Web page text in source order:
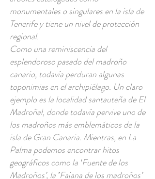
monumentales o singulares en la isla de
Tenerife y tiene un nivel de protección
regional.
Como una reminiscencia del
esplendoroso pasado del madroño
canario, todavía perduran algunas
toponimias en el archipiélago. Un claro
ejemplo es la localidad santauteña de El
Madroñal, donde todavía pervive uno de
los madroños más emblemáticos de la
isla de Gran Canaria. Mientras, en La
Palma podemos encontrar hitos
geográficos como la ‛Fuente de los
Madroños’, la ‛Fajana de los madroños’